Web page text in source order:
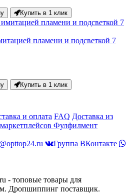
Купить в 1 клик
пламени и подсветкой 7
Купить в 1 клик
и оплата FAQ Доставка из
Фулфилмент
Группа ВКонтакте
- топовые товары для
Дропшиппинг поставщик.